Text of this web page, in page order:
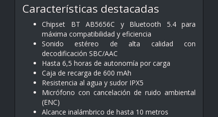
Características destacadas
Chipset BT AB5656C y Bluetooth 5.4 para
máxima compatibilidad y eficiencia
Sonido estéreo de alta calidad con
decodificación SBC/AAC
Hasta 6,5 horas de autonomía por carga
Caja de recarga de 600 mAh
Resistencia al agua y sudor IPX5
Micrófono con cancelación de ruido ambiental
(ENC)
Alcance inalámbrico de hasta 10 metros